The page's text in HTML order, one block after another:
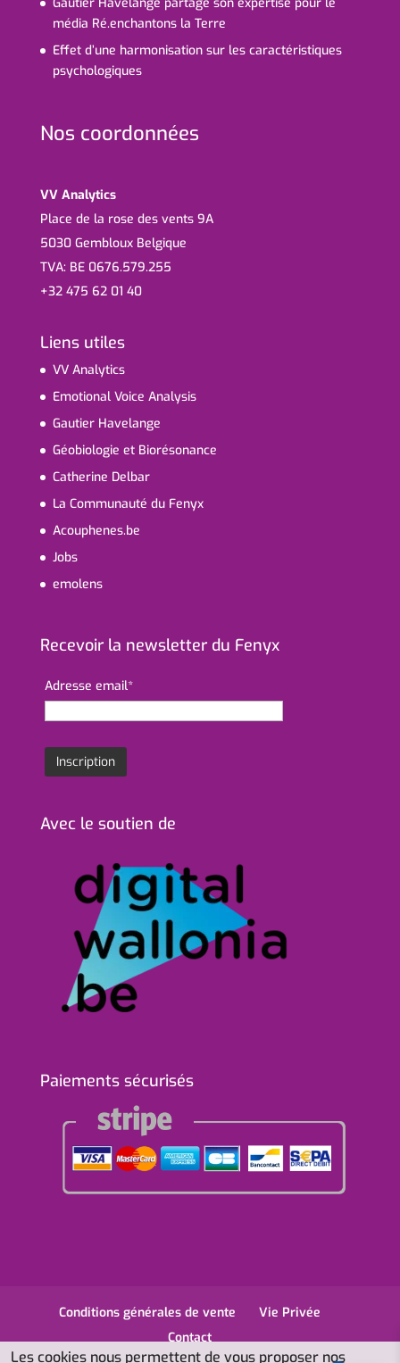
média Ré.enchantons la Terre
Effet d’une harmonisation sur les caractéristiques
psychologiques
Nos coordonnées
VV Analytics
Place de la rose des vents 9A
5030 Gembloux Belgique
TVA: BE 0676.579.255
+32 475 62 01 40
Liens utiles
VV Analytics
Emotional Voice Analysis
Gautier Havelange
Géobiologie et Biorésonance
Catherine Delbar
La Communauté du Fenyx
Acouphenes.be
Jobs
emolens
Recevoir la newsletter du Fenyx
Adresse email*
Avec le soutien de
Paiements sécurisés
Conditions générales de vente
Vie Privée
Contact
Les cookies nous permettent de vous proposer nos